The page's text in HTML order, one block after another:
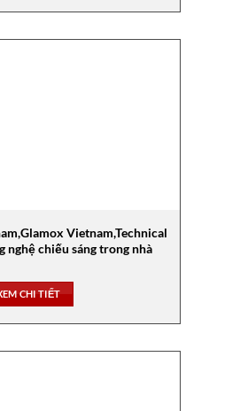
Vietnam,Technical
nghệ chiếu sáng trong nhà
CHI TIẾT